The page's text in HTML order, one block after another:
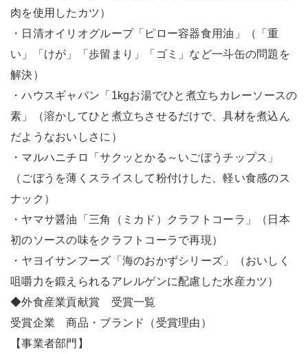
肉を使用したカツ）
・日清オイリオグループ「ピロー容器食用油」（「重
い」「けが」「歩留まり」「ゴミ」など一斗缶の問題を
解決）
・ハウスギャバン「1kgお湯でひと煮立ちカレーソースの
素」（溶かしてひと煮立ちさせるだけで、具材を煮込ん
だようなおいしさに）
・マルハニチロ「サクッとかる～いごぼうチップス」
（ごぼうを薄くスライスして粉付けした、軽い食感のス
ナック）
・ヤマサ醤油「三角（ミカド）クラフトコーラ」（日本
初のソースの味をクラフトコーラで再現）
・ヤヨイサンフーズ「海のおかずシリーズ」（おいしく
咀嚼力を鍛えられるアレルゲンに配慮した水産カツ）
◆外食産業貢献賞 受賞一覧
受賞企業 商品・ブランド（受賞理由）
【事業者部門】